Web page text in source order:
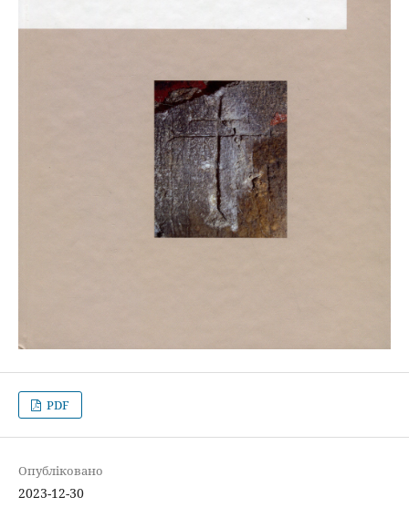
PDF
Опубліковано
2023-12-30